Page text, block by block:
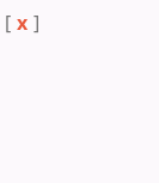
[ x ]